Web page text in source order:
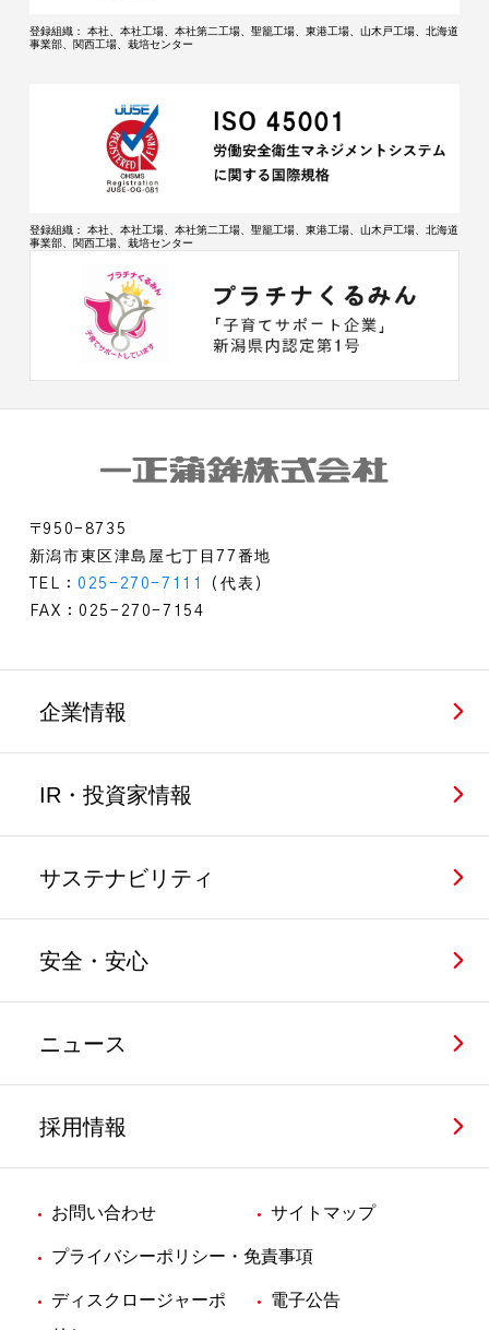
登録組織：
本社、本社工場、本社第二工場、聖籠工場、東港工場、山木戸工場、北海道
事業部、関西工場、栽培センター
登録組織：
本社、本社工場、本社第二工場、聖籠工場、東港工場、山木戸工場、北海道
事業部、関西工場、栽培センター
〒950-8735
新潟市東区津島屋七丁目77番地
TEL：025-270-7111
（代表）
FAX：025-270-7154
企業情報
IR・投資家情報
サステナビリティ
安全・安心
ニュース
採用情報
お問い合わせ サイトマップ
プライバシーポリシー・免責事項
ディスクロージャーポ
電子公告